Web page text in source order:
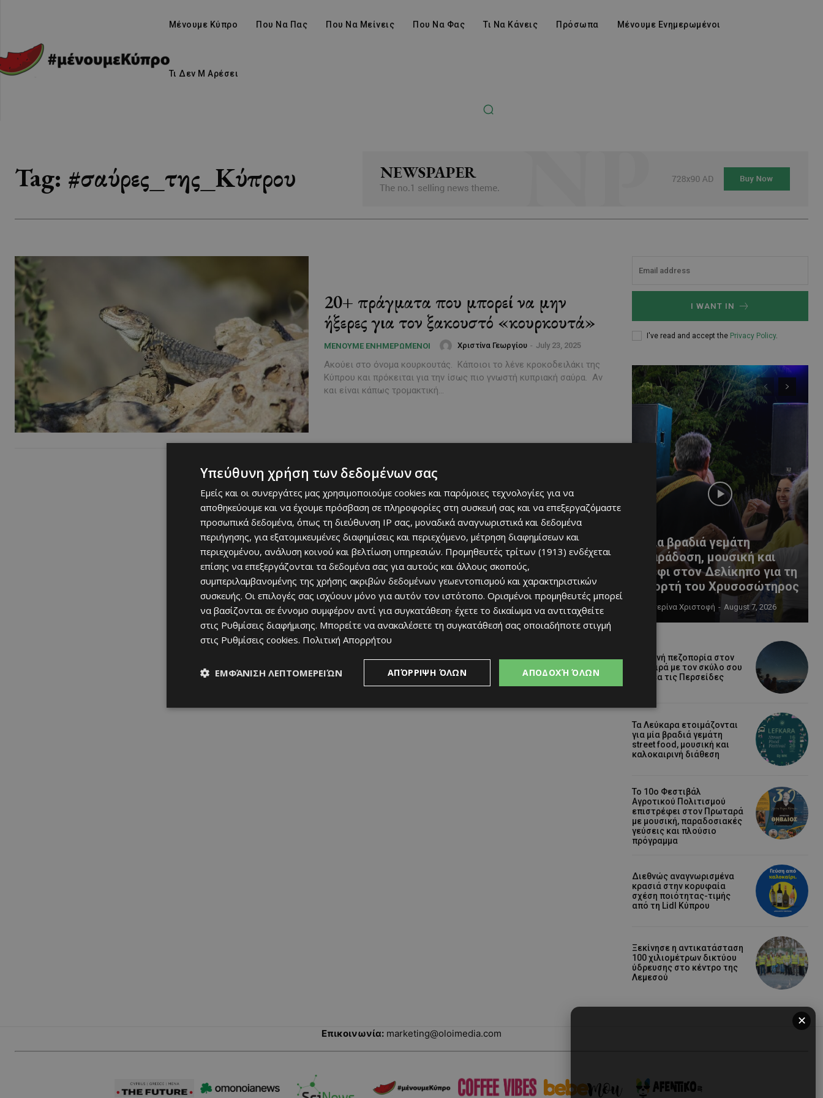
Μένουμε Κύπρο Που Να Πας Που Να Μείνεις Που Να Φας Τι Να Κάνεις Πρόσωπα Μένουμε Ενημερωμένοι
Τι Δεν Μ Αρέσει
Tag: #σαύρες_της_Κύπρου
20+ πράγματα που μπορεί να μην
ήξερες για τον ξακουστό «κουρκουτά»
ΜΈΝΟΥΜΕ ΕΝΗΜΕΡΩΜΈΝΟΙ Χριστίνα Γεωργίου - July 23, 2025
Ακούει στο όνομα κουρκουτάς. Κάποιοι το λένε κροκοδειλάκι της
Κύπρου και πρόκειται για την ίσως πιο γνωστή κυπριακή σαύρα. Αν
και είναι κάπως τρομακτική...
I WANT IN
I've read and accept the Privacy Policy.
Μια βραδιά γεμάτη
παράδοση, μουσική και
κέφι στον Δελίκηπο για τη
γιορτή του Χρυσοσώτηρος
Κατερίνα Χριστοφή - August 7, 2026
Βραδινή πεζοπορία στον
Μαχαιρά με τον σκύλο σου
και θέα τις Περσείδες
Τα Λεύκαρα ετοιμάζονται
για μία βραδιά γεμάτη
street food, μουσική και
καλοκαιρινή διάθεση
Το 10ο Φεστιβάλ
Αγροτικού Πολιτισμού
επιστρέφει στον Πρωταρά
με μουσική, παραδοσιακές
γεύσεις και πλούσιο
πρόγραμμα
Διεθνώς αναγνωρισμένα
κρασιά στην κορυφαία
σχέση ποιότητας-τιμής
από τη Lidl Κύπρου
Ξεκίνησε η αντικατάσταση
100 χιλιομέτρων δικτύου
ύδρευσης στο κέντρο της
Λεμεσού
Επικοινωνία: marketing@oloimedia.com
✕
Υπεύθυνη χρήση των δεδομένων σας
Εμείς και οι συνεργάτες μας χρησιμοποιούμε cookies και παρόμοιες τεχνολογίες για να
αποθηκεύουμε και να έχουμε πρόσβαση σε πληροφορίες στη συσκευή σας και να επεξεργαζόμαστε
προσωπικά δεδομένα, όπως τη διεύθυνση IP σας, μοναδικά αναγνωριστικά και δεδομένα
περιήγησης, για εξατομικευμένες διαφημίσεις και περιεχόμενο, μέτρηση διαφημίσεων και
περιεχομένου, ανάλυση κοινού και βελτίωση υπηρεσιών. Προμηθευτές τρίτων (1913) ενδέχεται
επίσης να επεξεργάζονται τα δεδομένα σας για αυτούς και άλλους σκοπούς,
συμπεριλαμβανομένης της χρήσης ακριβών δεδομένων γεωεντοπισμού και χαρακτηριστικών
συσκευής. Οι επιλογές σας ισχύουν μόνο για αυτόν τον ιστότοπο. Ορισμένοι προμηθευτές μπορεί
να βασίζονται σε έννομο συμφέρον αντί για συγκατάθεση· έχετε το δικαίωμα να αντιταχθείτε
στις Ρυθμίσεις διαφήμισης. Μπορείτε να ανακαλέσετε τη συγκατάθεσή σας οποιαδήποτε στιγμή
στις Ρυθμίσεις cookies. Πολιτική Απορρήτου
ΑΠΟΔΟΧΉ ΌΛΩΝ
ΑΠΌΡΡΙΨΗ ΌΛΩΝ
ΕΜΦΆΝΙΣΗ ΛΕΠΤΟΜΕΡΕΙΏΝ